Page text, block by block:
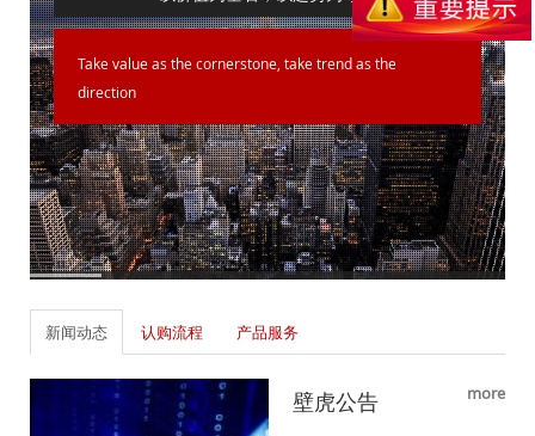
Take value as the cornerstone, take trend as the
direction
新闻动态 认购流程 产品服务
壁虎公告 more